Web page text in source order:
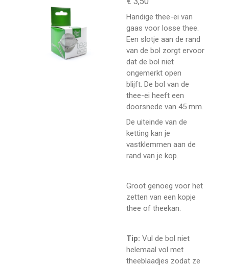
n n
Handige thee-ei van
gaas voor losse thee.
Een slotje aan de rand
van de bol zorgt ervoor
dat de bol niet
ongemerkt open
blijft. De bol van de
thee-ei heeft een
doorsnede van 45 mm.
De uiteinde van de
ketting kan je
vastklemmen aan de
rand van je kop.
Groot genoeg voor het
zetten van een kopje
thee of theekan.
Tip: Vul de bol niet
helemaal vol met
theeblaadjes zodat ze